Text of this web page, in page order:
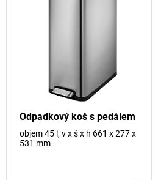
Odpadkový koš s pedálem
objem 45 l, v x š x h 661 x 277 x
531 mm